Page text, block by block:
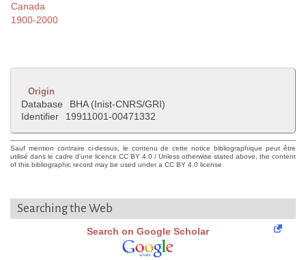
Canada
1900-2000
Origin
Database
BHA (Inist-CNRS/GRI)
Identifier
19911001-00471332
Sauf mention contraire ci-dessus, le contenu de cette notice bibliographique peut être
utilisé dans le cadre d'une licence CC BY 4.0 / Unless otherwise stated above, the content
of this bibliographic record may be used under a CC BY 4.0 license
Searching the Web
Search on Google Scholar